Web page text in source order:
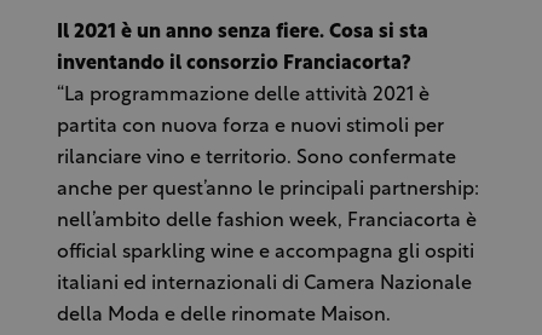
Il 2021 è un anno senza fiere. Cosa si sta
inventando il consorzio Franciacorta?
“La programmazione delle attività 2021 è
partita con nuova forza e nuovi stimoli per
rilanciare vino e territorio. Sono confermate
anche per quest’anno le principali partnership:
nell’ambito delle fashion week, Franciacorta è
official sparkling wine e accompagna gli ospiti
italiani ed internazionali di Camera Nazionale
della Moda e delle rinomate Maison.